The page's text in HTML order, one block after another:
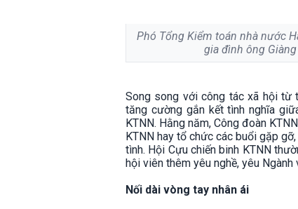
Phó Tổng Kiểm toán nhà nước
gia đình ông
Song song với công tác xã hội từ
tăng cường gắn kết tình nghĩa
KTNN. Hằng năm, Công đoàn
KTNN hay tổ chức các buổi gặp
tình. Hội Cựu chiến binh KTNN
hội viên thêm yêu nghề, yêu
Nối dài vòng tay nhân ái